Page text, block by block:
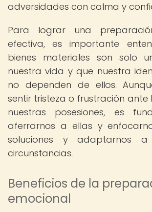
adversidades con calma y
Para lograr una
efectiva, es importante
bienes materiales son solo
nuestra vida y que nuestra
no dependen de ellos.
sentir tristeza o frustración
nuestras posesiones, es
aferrarnos a ellas y
soluciones y adaptarnos
circunstancias.
Beneficios de la
emocional